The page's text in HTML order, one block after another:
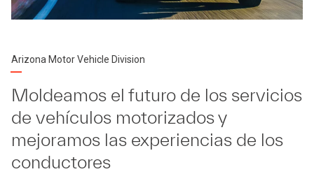
Arizona Motor Vehicle Division
Moldeamos el futuro de los servicios
de vehículos motorizados y
mejoramos las experiencias de los
conductores